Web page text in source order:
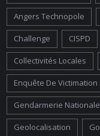
Angers Technopole
Challenge CISPD
Collectivités Locales
Enquête De Victimation
Gendarmerie Nationale
Geolocalisation